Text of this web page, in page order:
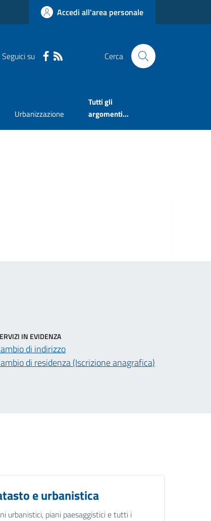
Accedi all'area personale
Seguici su Cerca
Urbanizzazione
Tutti gli
argomenti...
IN EVIDENZA
di indirizzo
di residenza (Iscrizione anagrafica)
e urbanistica
urbanistici, piani paesaggistici e tutti i